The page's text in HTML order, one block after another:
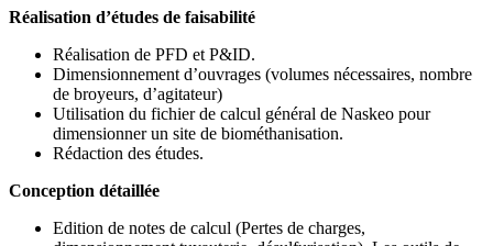
Réalisation d’études de faisabilité
Réalisation de PFD et P&ID.
Dimensionnement d’ouvrages (volumes nécessaires, nombre
de broyeurs, d’agitateur)
Utilisation du fichier de calcul général de Naskeo pour
dimensionner un site de biométhanisation.
Rédaction des études.
Conception détaillée
Edition de notes de calcul (Pertes de charges,